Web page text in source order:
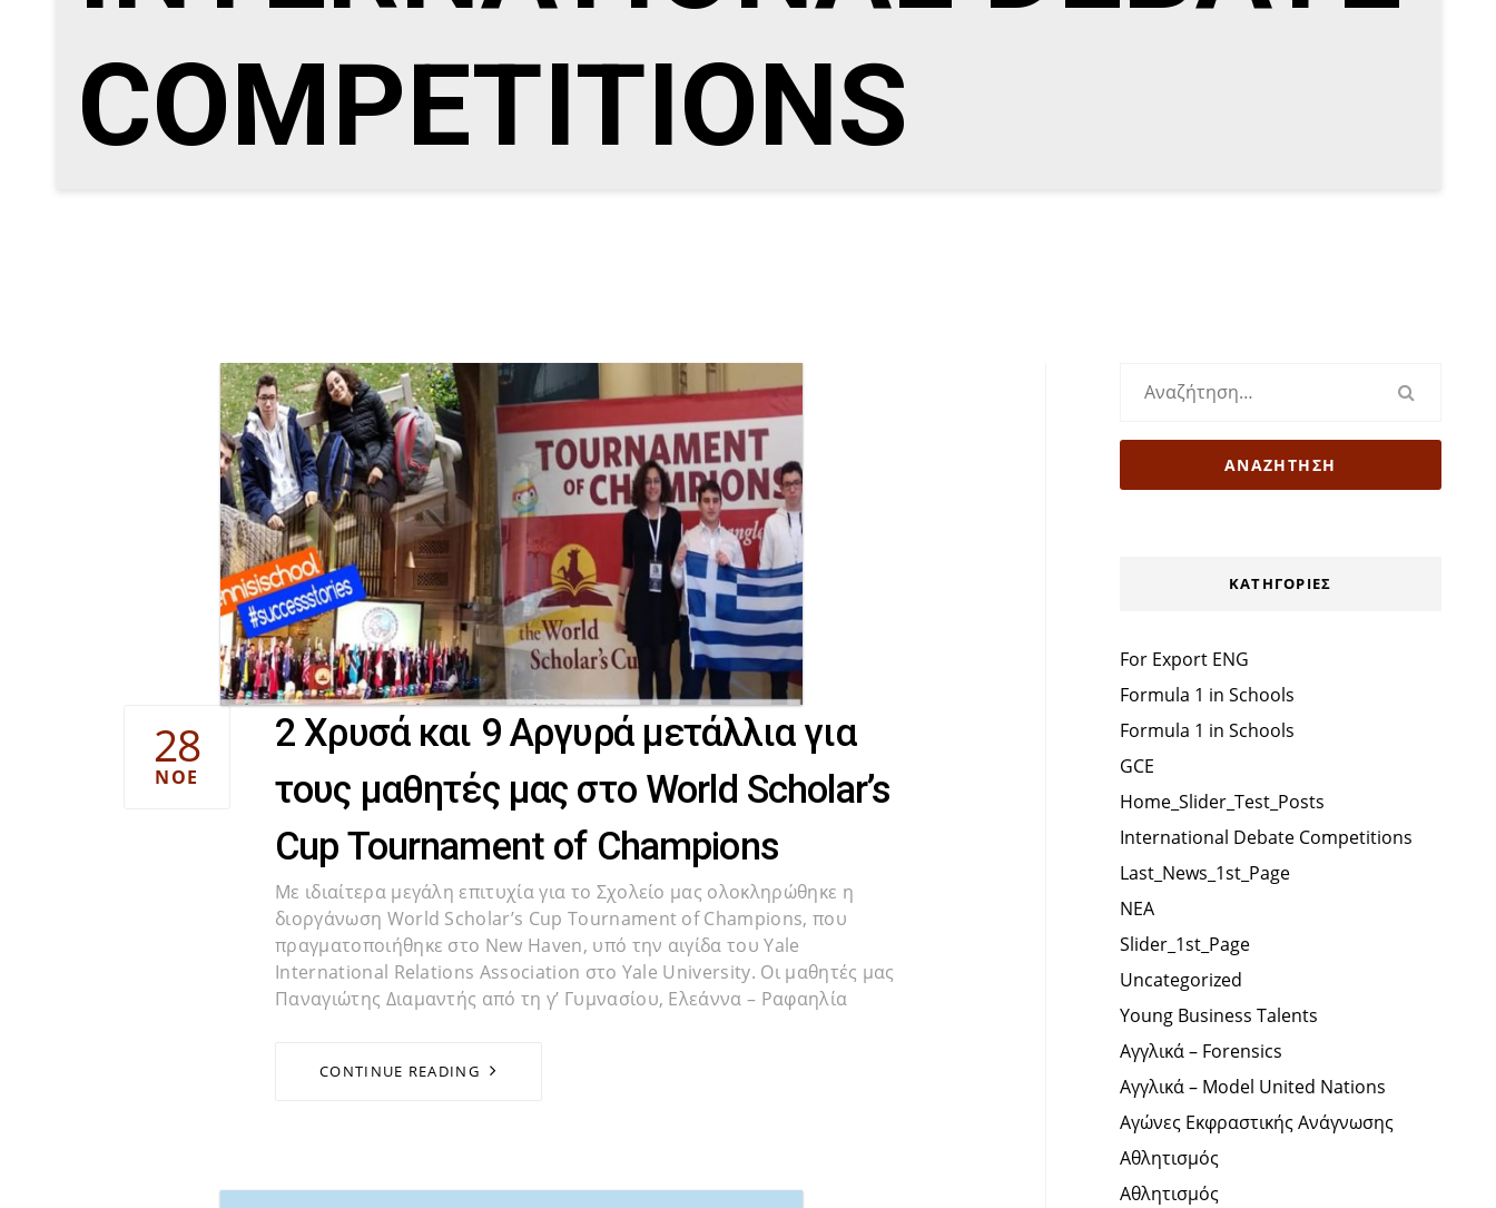
COMPETITIONS
28
ΝΟΈ
2 Χρυσά και 9 Αργυρά μετάλλια για
τους μαθητές μας στο World Scholar’s
Cup Tournament of Champions
Με ιδιαίτερα μεγάλη επιτυχία για το Σχολείο μας ολοκληρώθηκε η
διοργάνωση World Scholar’s Cup Tournament of Champions, που
πραγματοποιήθηκε στο New Haven, υπό την αιγίδα του Yale
International Relations Association στο Yale University. Οι μαθητές μας
Παναγιώτης Διαμαντής από τη γ’ Γυμνασίου, Ελεάννα – Ραφαηλία
CONTINUE READING
για:
KΑΤΗΓΟΡΊΕΣ
For Export ENG
Formula 1 in Schools
Formula 1 in Schools
GCE
Home_Slider_Test_Posts
International Debate Competitions
Last_News_1st_Page
NEA
Slider_1st_Page
Uncategorized
Young Business Talents
Αγγλικά – Forensics
Αγγλικά – Model United Nations
Αγώνες Εκφραστικής Ανάγνωσης
Αθλητισμός
Αθλητισμός